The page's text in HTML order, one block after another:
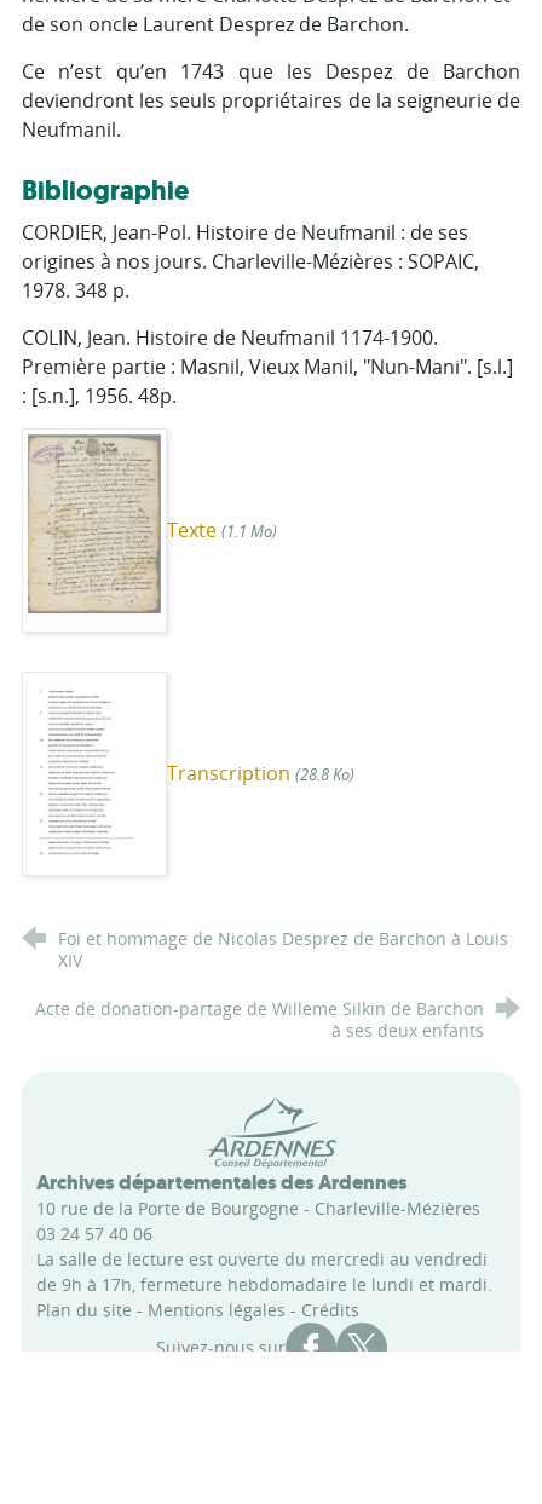
de son oncle Laurent Desprez de Barchon.
Ce n’est qu’en 1743 que les Despez de Barchon
deviendront les seuls propriétaires de la seigneurie de
Neufmanil.
Bibliographie
CORDIER, Jean-Pol. Histoire de Neufmanil : de ses
origines à nos jours. Charleville-Mézières : SOPAIC,
1978. 348 p.
COLIN, Jean. Histoire de Neufmanil 1174-1900.
Première partie : Masnil, Vieux Manil, "Nun-Mani". [s.l.]
: [s.n.], 1956. 48p.
Texte (1.1 Mo)
Transcription (28.8 Ko)
Foi et hommage de Nicolas Desprez de Barchon à Louis
XIV
Acte de donation-partage de Willeme Silkin de Barchon
à ses deux enfants
Conseil départemental des
Archives départementales des Ardennes
10 rue de la Porte de Bourgogne - Charleville-Mézières
03 24 57 40 06
La salle de lecture est ouverte du mercredi au vendredi
de 9h à 17h, fermeture hebdomadaire le lundi et mardi.
Plan du site - Mentions légales - Crédits
Suivez-nous sur
Compte Facebook des
Compte X des